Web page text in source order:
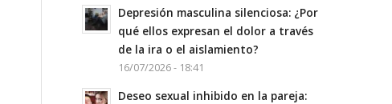
Depresión masculina silenciosa: ¿Por
qué ellos expresan el dolor a través
de la ira o el aislamiento?
16/07/2026 - 18:41
Deseo sexual inhibido en la pareja: